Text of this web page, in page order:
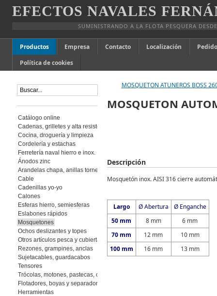
EFECTOS NAVALES
SUMINISTRANDO A LA FLOTA PESQUERA
Productos Empresa Contacto Localización
Política de cookies
MOSQUETON ATUNEROS BOSS
MOSQUETON
Descripción
Mosquetón inox. AISI 316 cierre
Largo Ø Abertura
Ø Enganche
50 mm
8 mm
6 mm
70 mm
12 mm
10 mm
100 mm
16 mm 13 mm
Catálogo online
Cadenas, grilletes y alta resistencia
Cocina, droguería y limpieza
Cordelería y estachas
Ferretería naval hierro e inox.
Ánodos zinc
Arandelas chapa, anillas torneadas
Cable
Cadenillas yo-yo
Calones
Esferas hierro, semiesferas
Eslabones rápidos
Mosquetones
Ochos deslizantes y topes
Otros artículos pesca y cubierta
Rezones, grampines, anclas
Sujetacables, guardacabos
Tensores
Trócolas, motones, pastecas, cuadernales
Flotadores, boyas y separadores
Herramientas